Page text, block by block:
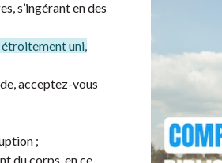
s’ingérant en des
uni,
acceptez-vous
;
du corps, en ce